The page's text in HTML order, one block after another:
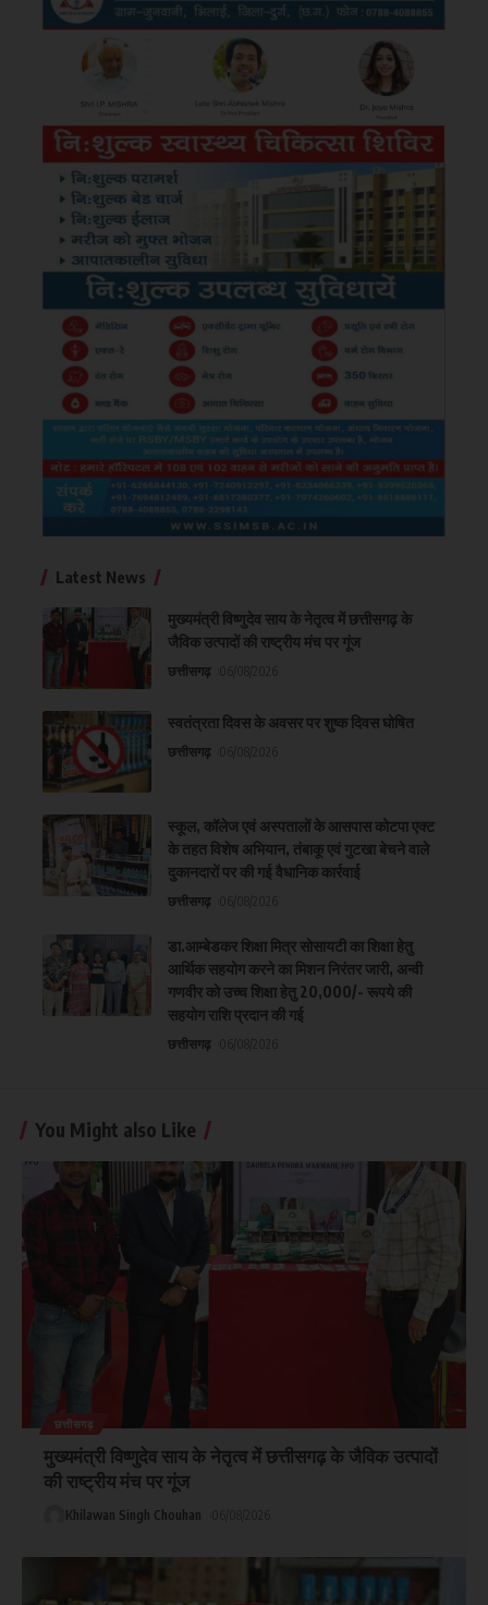
Latest News
मुख्यमंत्री विष्णुदेव साय के नेतृत्व में छत्तीसगढ़ के
जैविक उत्पादों की राष्ट्रीय मंच पर गूंज
छत्तीसगढ़
स्वतंत्रता दिवस के अवसर पर शुष्क दिवस घोषित
छत्तीसगढ़
स्कूल, कॉलेज एवं अस्पतालों के आसपास कोटपा एक्ट
के तहत विशेष अभियान, तंबाकू एवं गुटखा बेचने वाले
दुकानदारों पर की गई वैधानिक कार्रवाई
छत्तीसगढ़
डा.आम्बेडकर शिक्षा मित्र सोसायटी का शिक्षा हेतु
आर्थिक सहयोग करने का मिशन निरंतर जारी, अन्वी
गणवीर को उच्च शिक्षा हेतु 20,000/- रूपये की
सहयोग राशि प्रदान की गई
छत्तीसगढ़
You Might also Like
छत्तीसगढ़
मुख्यमंत्री विष्णुदेव साय के नेतृत्व में छत्तीसगढ़ के जैविक उत्पादों
की राष्ट्रीय मंच पर गूंज
Khilawan Singh Chouhan